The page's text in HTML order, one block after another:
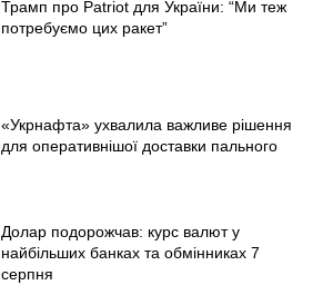
Трамп про Patriot для України: “Ми теж
потребуємо цих ракет”
«Укрнафта» ухвалила важливе рішення
для оперативнішої доставки пального
Долар подорожчав: курс валют у
найбільших банках та обмінниках 7
серпня